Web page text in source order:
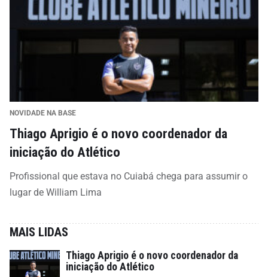
NOVIDADE NA BASE
Thiago Aprigio é o novo coordenador da
iniciação do Atlético
Profissional que estava no Cuiabá chega para assumir o
lugar de William Lima
MAIS LIDAS
Thiago Aprigio é o novo coordenador da
iniciação do Atlético